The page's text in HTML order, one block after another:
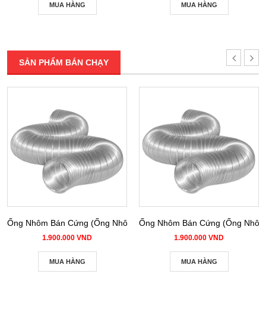
MUA HÀNG MUA HÀNG
SẢN PHẨM BÁN CHẠY
Ống Nhôm Bán Cứng (Ống Nhôm Nhún) phi 100
1.900.000 VND
MUA HÀNG
Ống Nhôm Bán Cứng (Ống
1.900.000 VND
MUA HÀNG